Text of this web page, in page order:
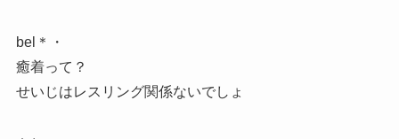
bel＊・
癒着って？
せいじはレスリング関係ないでしょ